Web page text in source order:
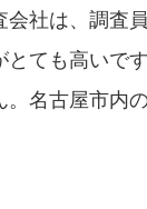
社は、調査
ても高いで
名古屋市内